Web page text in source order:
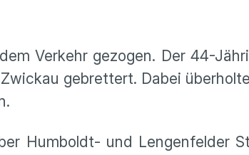
Verkehr gezogen. Der 44-
gebrettert. Dabei
Humboldt- und Lengenfelder